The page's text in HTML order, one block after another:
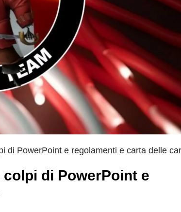
di PowerPoint e regolamenti e carta delle
di PowerPoint e